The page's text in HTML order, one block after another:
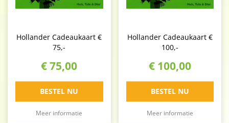
Hollander Cadeaukaart €
75,-
€75,00
Meer informatie
BESTEL NU
Hollander Cadeaukaart €
100,-
€ 100,00
Meer informatie
BESTEL NU